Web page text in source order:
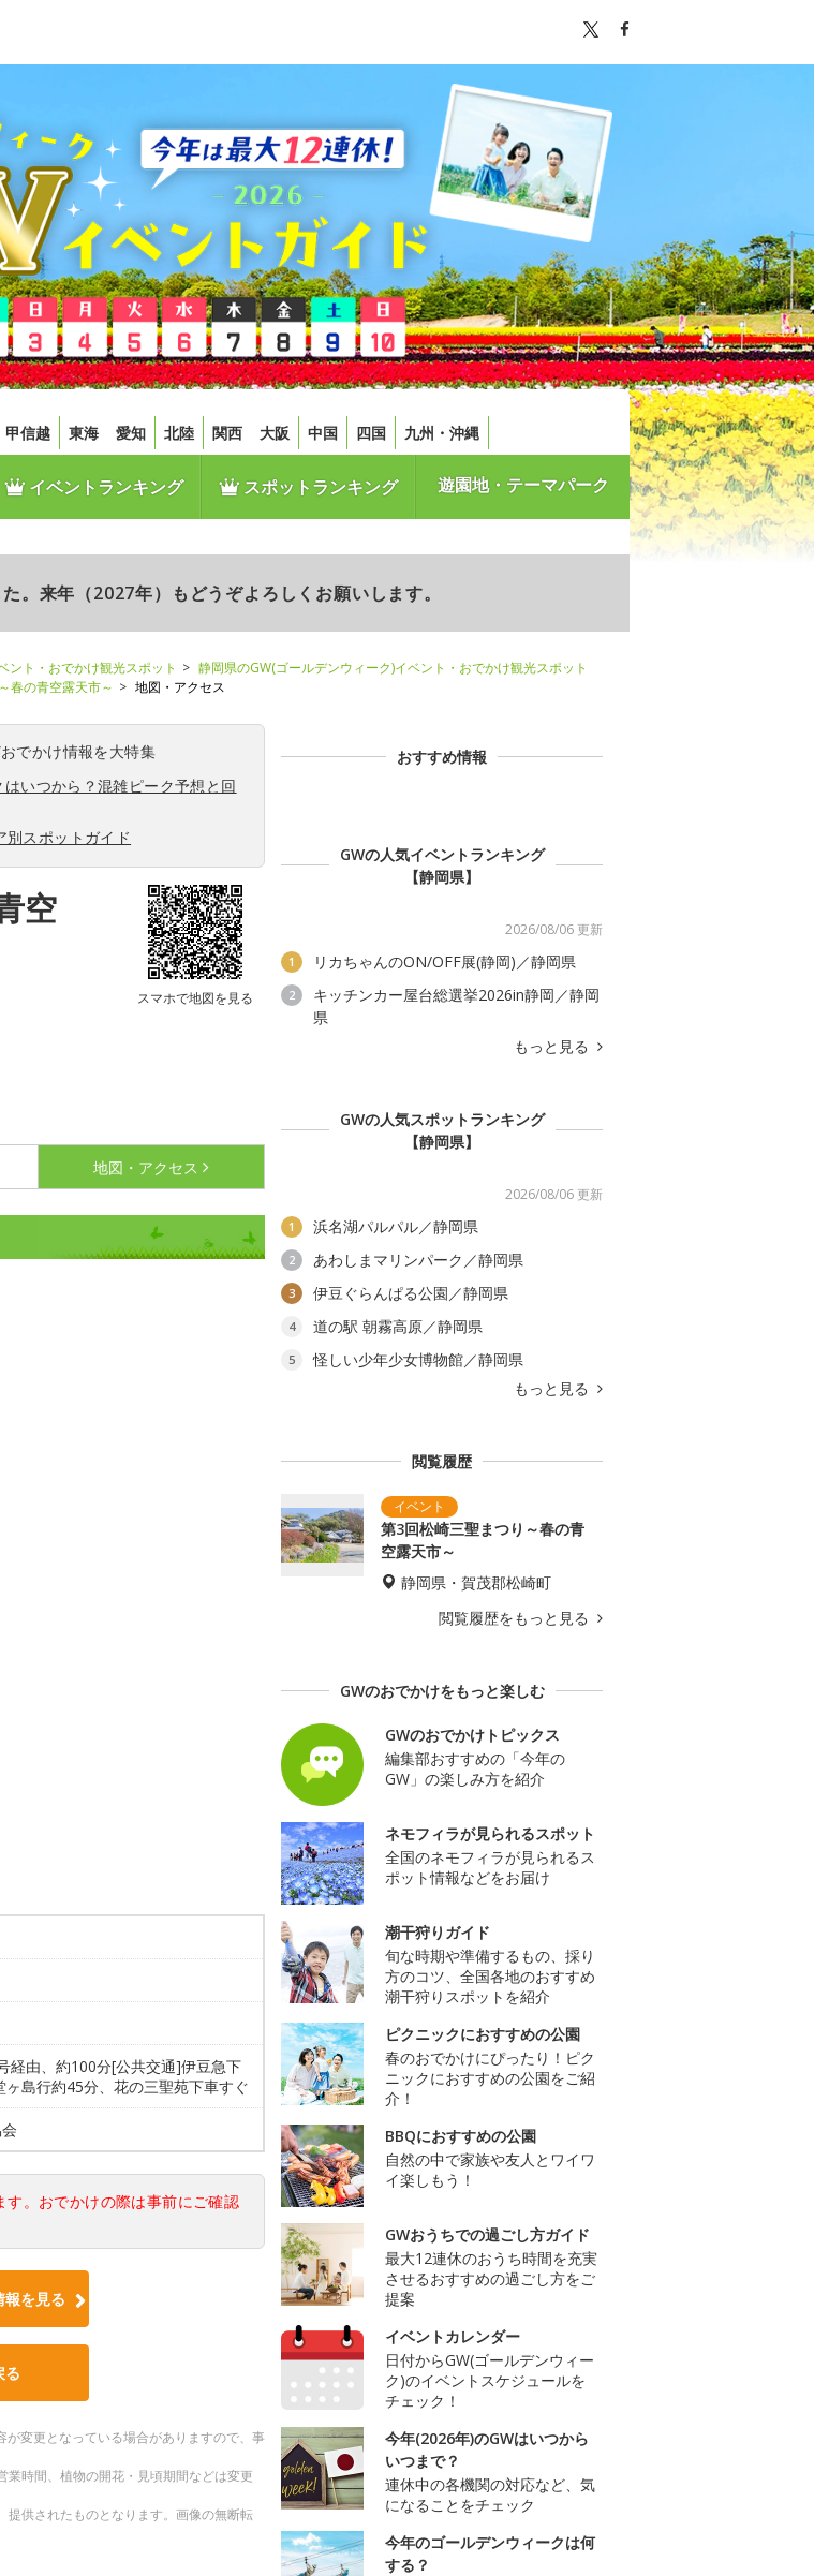
甲信越 東海 愛知 北陸 関西 大阪 中国 四国 九州・沖縄
イベントランキング スポットランキング 遊園地・テーマパーク
。来年（2027年）もどうぞよろしくお願いします。
ント・おでかけ観光スポット
静岡県のGW(ゴールデンウィーク)イベント・おでかけ観光スポット
春の青空露天市～ 地図・アクセス
でかけ情報を大特集
いつから？混雑ピーク予想と回
別スポットガイド
空
スマホで地図を見る
地図・アクセス
経由、約100分[公共交通]伊豆急下
島行約45分、花の三聖苑下車すぐ
。おでかけの際は事前にご確認
報を見る
る
変更となっている場合がありますので、事
時間、植物の開花・見頃期間などは変更
供されたものとなります。画像の無断転
おすすめ情報
GWの人気イベントランキング
【静岡県】
2026/08/06 更新
1 リカちゃんのON/OFF展(静岡)／静岡県
2
キッチンカー屋台総選挙2026in静岡／静岡
県
もっと見る
GWの人気スポットランキング
【静岡県】
2026/08/06 更新
1 浜名湖パルパル／静岡県
2 あわしまマリンパーク／静岡県
3 伊豆ぐらんぱる公園／静岡県
4 道の駅 朝霧高原／静岡県
5
怪しい少年少女博物館／静岡県
もっと見る
閲覧履歴
第3回松崎三聖まつり～春の青
空露天市～
静岡県・賀茂郡松崎町
閲覧履歴をもっと見る
GWのおでかけをもっと楽しむ
GWのおでかけトピックス
編集部おすすめの「今年の
GW」の楽しみ方を紹介
ネモフィラが見られるスポット
全国のネモフィラが見られるス
ポット情報などをお届け
潮干狩りガイド
旬な時期や準備するもの、採り
方のコツ、全国各地のおすすめ
潮干狩りスポットを紹介
ピクニックにおすすめの公園
春のおでかけにぴったり！ピク
ニックにおすすめの公園をご紹
介！
BBQにおすすめの公園
自然の中で家族や友人とワイワ
イ楽しもう！
GWおうちでの過ごし方ガイド
最大12連休のおうち時間を充実
させるおすすめの過ごし方をご
提案
イベントカレンダー
日付からGW(ゴールデンウィー
ク)のイベントスケジュールを
チェック！
今年(2026年)のGWはいつから
いつまで？
連休中の各機関の対応など、気
になることをチェック
今年のゴールデンウィークは何
する？